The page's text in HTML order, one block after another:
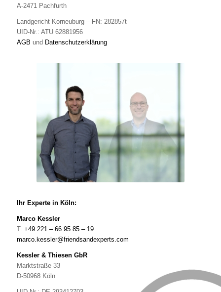
A-2471 Pachfurth
Landgericht Korneuburg – FN: 282857t
UID-Nr.: ATU 62881956
AGB und Datenschutzerklärung
Ihr Experte in Köln:
Marco Kessler
T: +49 221 – 66 95 85 – 19
marco.kessler@friendsandexperts.com
Kessler & Thiesen GbR
Marktstraße 33
D-50968 Köln